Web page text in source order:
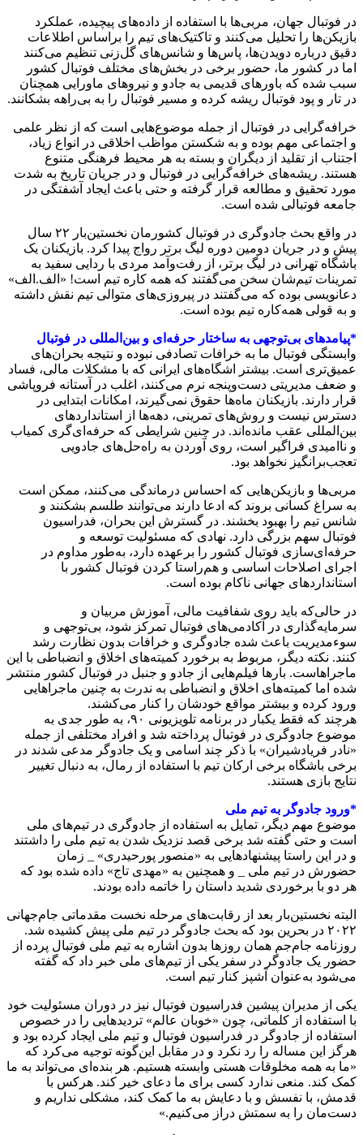
در فوتبال جهان، مربی‌ها با استفاده از داده‌های پیچیده، عملکرد
بازیکن‌ها را تحلیل می‌کنند و تاکتیک‌های تیم را براساس اطلاعات
دقیق درباره دویدن‌ها، پاس‌ها و شانس‌های گل‌زنی تنظیم می‌کنند
اما در کشور ما، حضور برخی در بخش‌های مختلف فوتبال کشور
سبب شده که باورهای قدیمی به جادو و نیروهای ماورایی همچنان
در تار و پود فوتبال ریشه کرده و مسیر فوتبال را به بی‌راهه بشکانند.
خرافه‌گرایی در فوتبال از جمله موضوع‌هایی است که از نظر علمی
و اجتماعی مهم بوده و به شکستن مواظب اخلاقی در انواع زیاد،
اجتناب از تقلید از دیگران و بسته به هر محیط فرهنگی متنوع
هستند. ریشه‌های خرافه‌گرایی در فوتبال و در جریان تاریخ به شدت
مورد تحقیق و مطالعه قرار گرفته‌ و حتی باعث ایجاد آشفتگی در
جامعه فوتبالی شده است.
در واقع بحث جادوگری در فوتبال کشورمان نخستین‌بار ۲۲ سال
پیش و در جریان دومین دوره لیگ برتر رواج پیدا کرد. بازیکنان یک
باشگاه تهرانی در لیگ برتر، از رفت‌وآمد مردی با ردایی سفید به
تمرینات تیم‌شان سخن می‌گفتند که همه کاره تیم است! «الف.الف»
دعانویسی بوده که می‌گفتند در پیروزی‌های متوالی تیم نقش داشته
و به قولی همه‌کاره تیم بوده است.
*پیامدهای بی‌توجهی به ساختار حرفه‌ای و بین‌المللی در فوتبال
وابستگی فوتبال ما به خرافات تصادفی نبوده و نتیجه بحران‌های
عمیق‌تری است. بیشتر اشگاه‌های ایرانی که با مشکلات مالی، فساد
و ضعف مدیریتی دست‌وپنجه نرم می‌کنند، اغلب در آستانه فروپاشی
قرار دارند. بازیکنان ماه‌ها حقوق نمی‌گیرند، امکانات ابتدایی در
دسترس نیست و روش‌های تمرینی، دهه‌ها از استانداردهای
بین‌المللی عقب مانده‌اند. در چنین شرایطی که حرفه‌ای‌گری کمیاب
و ناامیدی فراگیر است، روی آوردن به راه‌حل‌های جادویی
تعجب‌برانگیز نخواهد بود.
مربی‌ها و بازیکن‌هایی که احساس درماندگی می‌کنند، ممکن است
به سراغ کسانی بروند که ادعا دارند می‌توانند طلسم بشکنند و
شانس تیم را بهبود بخشند. در گسترش این بحران، فدراسیون
فوتبال سهم بزرگی دارد. نهادی که مسئولیت توسعه و
حرفه‌ای‌سازی فوتبال کشور را برعهده دارد، به‌طور مداوم در
اجرای اصلاحات اساسی و هم‌راستا کردن فوتبال کشور با
استانداردهای جهانی ناکام بوده است.
در حالی‌که باید روی شفافیت مالی، آموزش مربیان و
سرمایه‌گذاری در آکادمی‌های فوتبال تمرکز شود، بی‌توجهی و
سوءمدیریت باعث شده جادوگری و خرافات بدون نظارت رشد
کنند. نکته دیگر، مربوط به برخورد کمیته‌های اخلاق و انضباطی با این
ماجراهاست. بارها فیلم‌هایی از جادو و جنبل در فوتبال کشور منتشر
شده اما کمیته‌های اخلاق و انضباطی به ندرت به چنین ماجراهایی
ورود کرده و بیشتر مواقع خودشان را کنار می‌کشند.
هرچند که فقط یکبار در برنامه تلویزیونی ۹۰، به طور جدی به
موضوع جادوگری در فوتبال پرداخته شد و افراد مختلفی از جمله
«نادر فریادشیران» با ذکر چند اسامی و یک جادوگر مدعی شدند در
برخی باشگاه برخی ارکان تیم با استفاده از رمال،‌ به دنبال تغییر
نتایج بازی هستند.
*ورود جادوگر به تیم ملی
موضوع مهم دیگر، تمایل به استفاده از جادوگری در تیم‌های ملی
است و حتی گفته شد برخی قصد نزدیک شدن به تیم ملی را داشتند
و در این راستا پیشنهادهایی به «منصور پورحیدری» _ زمان
حضورش در تیم ملی _ و همچنین به «مهدی تاج» داده شده بود که
هر دو با برخوردی شدید داستان را خاتمه داده‌ بودند.
البته نخستین‌بار بعد از رقابت‌های مرحله نخست مقدماتی جام‌جهانی
۲۰۲۲ در بحرین بود که بحث جادوگر در تیم‌ ملی پیش کشیده شد.
روزنامه جام‌جم همان روزها بدون اشاره به تیم‌ ملی فوتبال پرده از
حضور یک جادوگر در سفر یکی از تیم‌های ملی خبر داد که گفته
می‌شود به‌عنوان آشپز کنار تیم است.
یکی از مدیران پیشین فدراسیون فوتبال نیز در دوران مسئولیت خود
با استفاده از کلماتی، چون «خوبان عالم» تردیدهایی را در خصوص
استفاده از جادوگر در فدراسیون فوتبال و تیم ملی ایجاد کرده بود و
هرگز این مساله را رد نکرد و در مقابل این‌گونه توجیه می‌کرد که
«ما به همه مخلوقات هستی وابسته هستیم. هر بنده‌ای می‌تواند به ما
کمک کند. منعی ندارد کسی برای ما دعای خیر کند. هرکس با
قدمش، با نفسش و با دعایش به ما کمک کند، مشکلی نداریم و
دست‌مان را به سمتش دراز می‌کنیم.»